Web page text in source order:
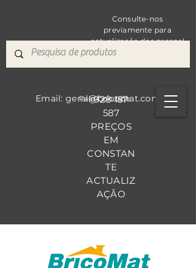
Consulte-nos
previamente para
actualização dos preços!
928 157
587
PREÇOS
EM
CONSTAN
TE
ACTUALIZ
AÇÃO
Fale Conosco
Email: geral@bricomat.com